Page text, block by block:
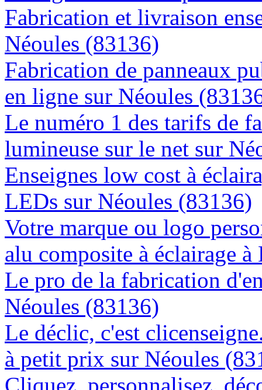
Fabrication et livraison
Néoules (83136)
Fabrication de panneaux
en ligne sur Néoules
Le numéro 1 des tarifs de
lumineuse sur le net sur
Enseignes low cost à
LEDs sur Néoules (83136)
Votre marque ou logo
alu composite à éclairage
Le pro de la fabrication
Néoules (83136)
Le déclic, c'est
à petit prix sur Néoules
Cliquez, personnalisez,